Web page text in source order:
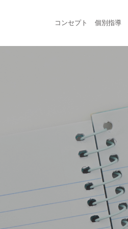
コンセプト 個別指導